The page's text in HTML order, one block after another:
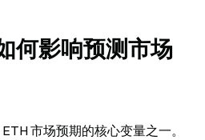
何影响预测市场
市场预期的核心变量之一。